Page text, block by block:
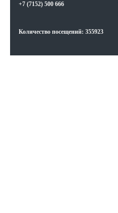
+7 (7152) 500 666
Количество посещений: 355923